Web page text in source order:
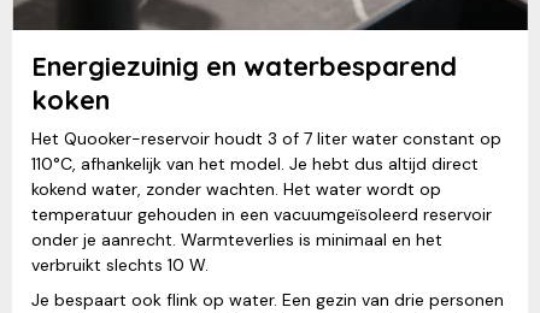
Energiezuinig en waterbesparend
koken
Het Quooker-reservoir houdt 3 of 7 liter water constant op
110°C, afhankelijk van het model. Je hebt dus altijd direct
kokend water, zonder wachten. Het water wordt op
temperatuur gehouden in een vacuumgeïsoleerd reservoir
onder je aanrecht. Warmteverlies is minimaal en het
verbruikt slechts 10 W.
Je bespaart ook flink op water. Een gezin van drie personen